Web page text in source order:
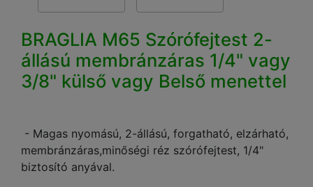
BRAGLIA M65 Szórófejtest 2-
állású membránzáras 1/4" vagy
3/8" külső vagy Belső menettel
- Magas nyomású, 2-állású, forgatható, elzárható,
membránzáras,minőségi réz szórófejtest, 1/4"
biztosító anyával.